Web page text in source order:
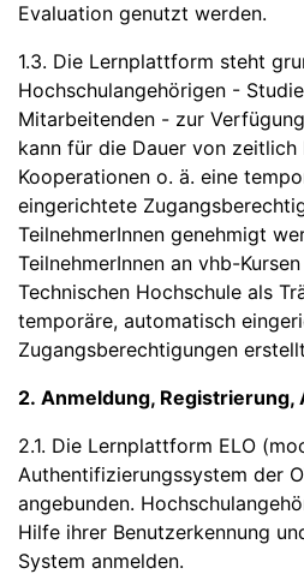
Evaluation genutzt werden.
1.3. Die Lernplattform steht
Hochschulangehörigen -
Mitarbeitenden - zur
kann für die Dauer von
Kooperationen o. ä. eine
eingerichtete
TeilnehmerInnen genehmigt
TeilnehmerInnen an vhb-
Technischen Hochschule als
temporäre, automatisch
Zugangsberechtigungen
2. Anmeldung,
2.1. Die Lernplattform ELO
Authentifizierungssystem der
angebunden.
Hilfe ihrer Benutzerkennung
System anmelden.